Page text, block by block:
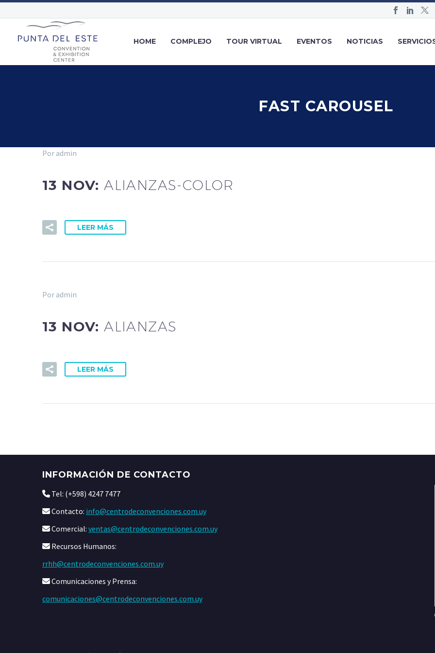
HOME COMPLEJO TOUR VIRTUAL EVENTOS NOTICIAS
FAST CAROUSEL
Por admin
13 NOV:ALIANZAS-COLOR
LEER MÁS
Por admin
13 NOV:ALIANZAS
LEER MÁS
INFORMACIÓN DE CONTACTO
Tel: (+598) 4247 7477
Contacto: info@centrodeconvenciones.com.uy
Comercial: ventas@centrodeconvenciones.com.uy
Recursos Humanos:
rrhh@centrodeconvenciones.com.uy
Comunicaciones y Prensa:
comunicaciones@centrodeconvenciones.com.uy